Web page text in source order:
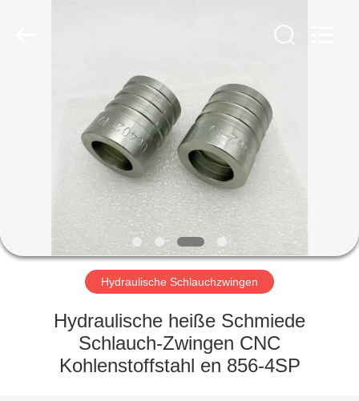
PRODUKTE
FABRIK-
AUSFLUG
QUALITÄTSKONTROLLE
Hydraulische Schlauchzwingen
Hydraulische heiße Schmiede
Schlauch-Zwingen CNC
Kohlenstoffstahl en 856-4SP